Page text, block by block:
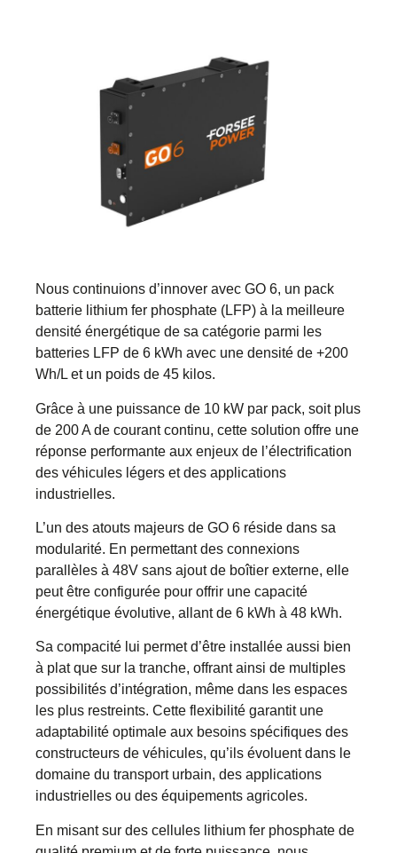
Nous continuions d’innover avec GO 6, un pack
batterie lithium fer phosphate (LFP) à la meilleure
densité énergétique de sa catégorie parmi les
batteries LFP de 6 kWh avec une densité de +200
Wh/L et un poids de 45 kilos.
Grâce à une puissance de 10 kW par pack, soit plus
de 200 A de courant continu, cette solution offre une
réponse performante aux enjeux de l’électrification
des véhicules légers et des applications
industrielles.
L’un des atouts majeurs de GO 6 réside dans sa
modularité. En permettant des connexions
parallèles à 48V sans ajout de boîtier externe, elle
peut être configurée pour offrir une capacité
énergétique évolutive, allant de 6 kWh à 48 kWh.
Sa compacité lui permet d’être installée aussi bien
à plat que sur la tranche, offrant ainsi de multiples
possibilités d’intégration, même dans les espaces
les plus restreints. Cette flexibilité garantit une
adaptabilité optimale aux besoins spécifiques des
constructeurs de véhicules, qu’ils évoluent dans le
domaine du transport urbain, des applications
industrielles ou des équipements agricoles.
En misant sur des cellules lithium fer phosphate de